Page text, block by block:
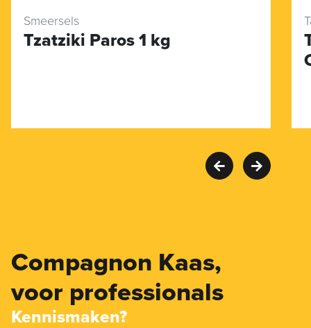
Smeersels
Tzatziki Paros 1 kg
Compagnon Kaas,
voor professionals
Kennismaken?